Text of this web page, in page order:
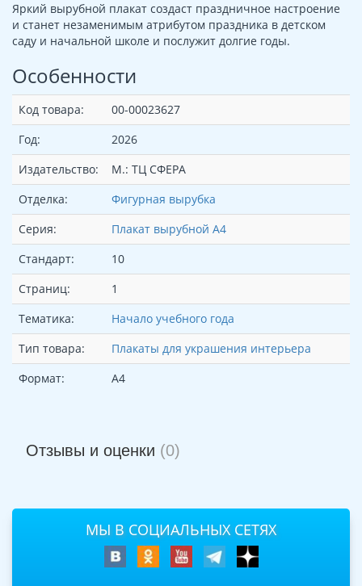
Яркий вырубной плакат создаст праздничное настроение
и станет незаменимым атрибутом праздника в детском
саду и начальной школе и послужит долгие годы.
Особенности
Код товара:
00-00023627
Год:
2026
Издательство:
М.: ТЦ СФЕРА
Отделка:
Фигурная вырубка
Серия:
Плакат вырубной А4
Стандарт:
10
Страниц:
1
Тематика:
Начало учебного года
Тип товара:
Плакаты для украшения интерьера
Формат:
А4
Отзывы и оценки (0)
МЫ В СОЦИАЛЬНЫХ СЕТЯХ